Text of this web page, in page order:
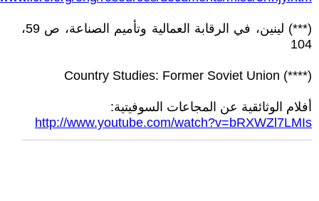
(***) لينين، في الرقابة العمالية وتأميم الصناعة، ص 59،
104
(****) Country Studies: Former Soviet Union
أفلام الوثائقية عن المجاعات السوفيتية:
http://www.youtube.com/watch?v=bRXWZl7LMIs